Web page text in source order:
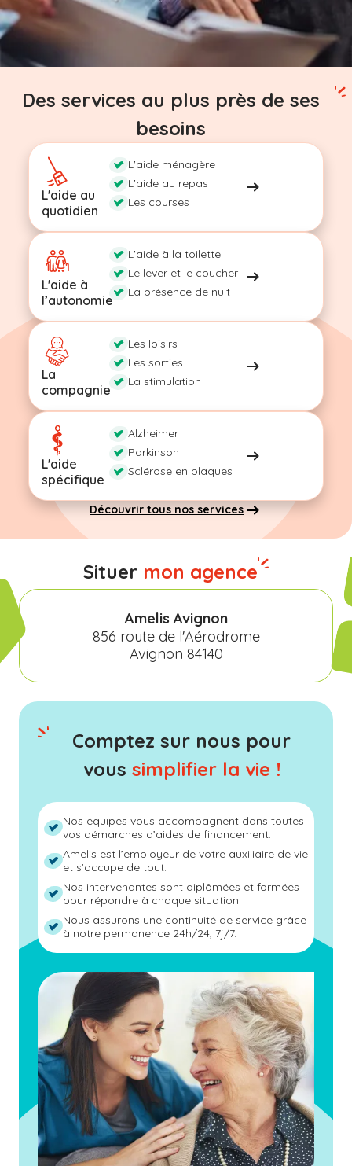
Des services au plus près de ses
besoins
L'aide au
quotidien
L'aide ménagère
L'aide au repas
Les courses
L'aide à
l’autonomie
L'aide à la toilette
Le lever et le coucher
La présence de nuit
La
compagnie
Les loisirs
Les sorties
La stimulation
L'aide
spécifique
Alzheimer
Parkinson
Sclérose en plaques
Découvrir tous nos services
Situer mon agence
Amelis Avignon
856 route de l'Aérodrome
Avignon 84140
Comptez sur nous pour
vous simplifier la vie !
Nos équipes vous accompagnent dans toutes
vos démarches d’aides de financement.
Amelis est l’employeur de votre auxiliaire de vie
et s’occupe de tout.
Nos intervenantes sont diplômées et formées
pour répondre à chaque situation.
Nous assurons une continuité de service grâce
à notre permanence 24h/24, 7j/7.